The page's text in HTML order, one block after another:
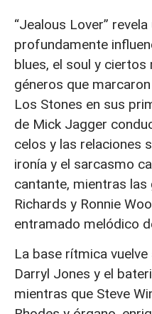
“Jealous Lover”
profundamente
blues, el soul y
géneros que
Los Stones en sus
de Mick Jagger
celos y las relaciones
ironía y el sarcasmo
cantante, mientras
Richards y Ronnie
entramado melódico
La base rítmica
Darryl Jones y el
mientras que Steve